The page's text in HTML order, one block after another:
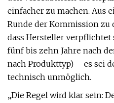
einfacher zu machen. Aus
Runde der Kommission zu
dass Hersteller verpflichtet
fünf bis zehn Jahre nach
nach Produkttyp) – es sei
technisch unmöglich.
„Die Regel wird klar sein: